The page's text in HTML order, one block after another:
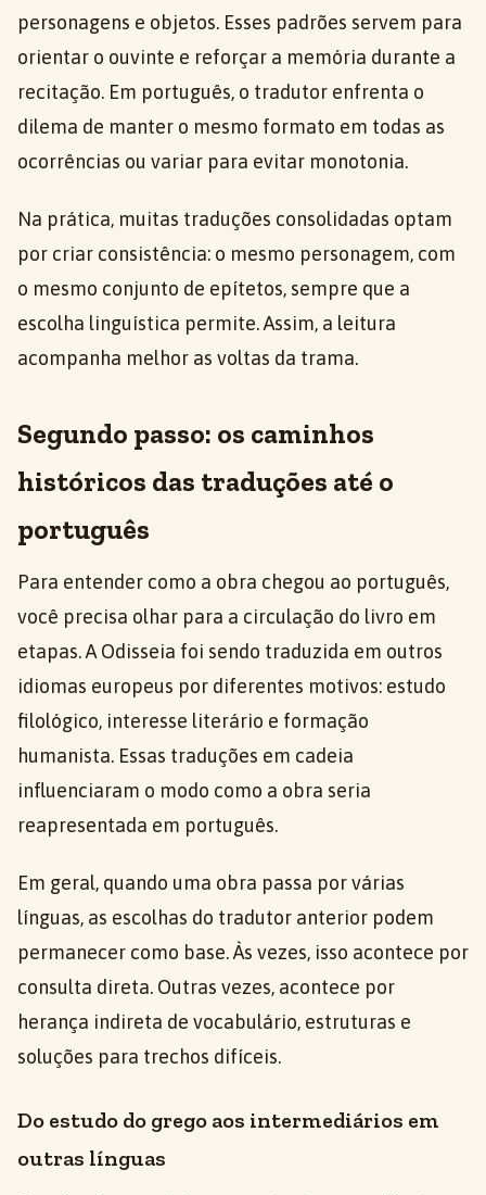
personagens e objetos. Esses padrões servem para
orientar o ouvinte e reforçar a memória durante a
recitação. Em português, o tradutor enfrenta o
dilema de manter o mesmo formato em todas as
ocorrências ou variar para evitar monotonia.
Na prática, muitas traduções consolidadas optam
por criar consistência: o mesmo personagem, com
o mesmo conjunto de epítetos, sempre que a
escolha linguística permite. Assim, a leitura
acompanha melhor as voltas da trama.
Segundo passo: os caminhos
históricos das traduções até o
português
Para entender como a obra chegou ao português,
você precisa olhar para a circulação do livro em
etapas. A Odisseia foi sendo traduzida em outros
idiomas europeus por diferentes motivos: estudo
filológico, interesse literário e formação
humanista. Essas traduções em cadeia
influenciaram o modo como a obra seria
reapresentada em português.
Em geral, quando uma obra passa por várias
línguas, as escolhas do tradutor anterior podem
permanecer como base. Às vezes, isso acontece por
consulta direta. Outras vezes, acontece por
herança indireta de vocabulário, estruturas e
soluções para trechos difíceis.
Do estudo do grego aos intermediários em
outras línguas